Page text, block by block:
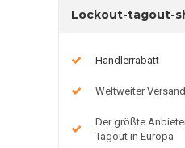
Lockout-tagout-
Händlerrabatt
Weltweiter
Der größte
Tagout in Europa